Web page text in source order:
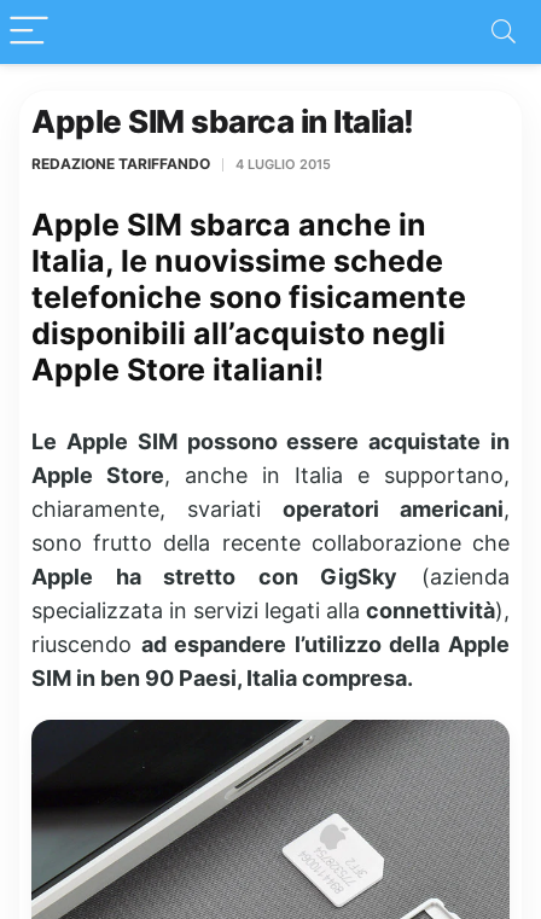
Apple SIM sbarca in Italia!
REDAZIONE TARIFFANDO 4 LUGLIO 2015
Apple SIM sbarca anche in
Italia, le nuovissime schede
telefoniche sono fisicamente
disponibili all’acquisto negli
Apple Store italiani!
Le Apple SIM possono essere acquistate in
Apple Store, anche in Italia e supportano,
chiaramente, svariati operatori americani,
sono frutto della recente collaborazione che
Apple ha stretto con GigSky (azienda
specializzata in servizi legati alla connettività),
riuscendo ad espandere l’utilizzo della Apple
SIM in ben 90 Paesi, Italia compresa.